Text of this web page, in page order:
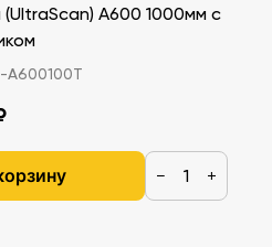
A600 1000мм с
A600100Т
− +